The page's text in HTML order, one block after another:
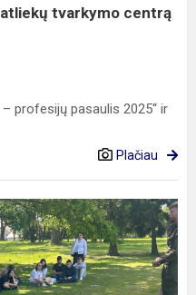
tvarkymo centrą
profesijų pasaulis 2025“ ir
Plačiau